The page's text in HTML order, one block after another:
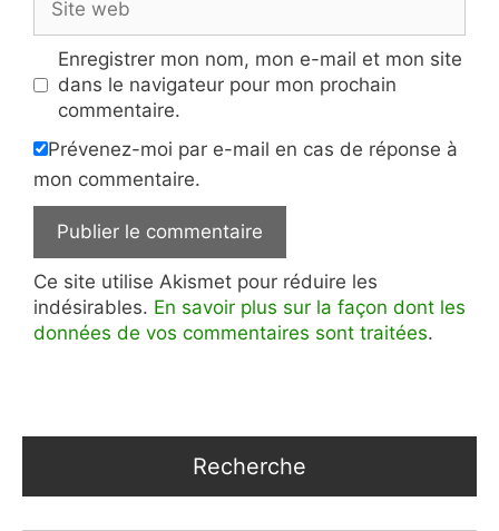
web
Enregistrer mon nom, mon e-mail et mon site
dans le navigateur pour mon prochain
commentaire.
Prévenez-moi par e-mail en cas de réponse à
mon commentaire.
Ce site utilise Akismet pour réduire les
indésirables. En savoir plus sur la façon dont les
données de vos commentaires sont traitées.
Recherche